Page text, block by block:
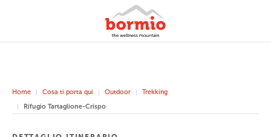
Home Cosa ti porta qui Outdoor
Trekking
Rifugio Tartaglione-Crispo